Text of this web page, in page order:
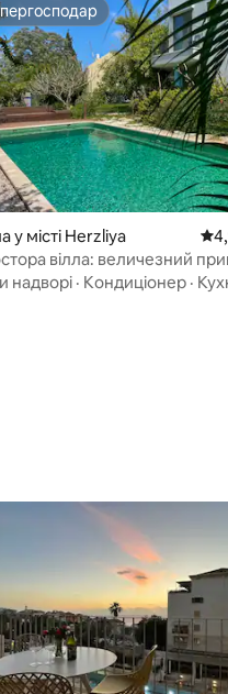
5,0 з 5, відгуки: 6
у місті Herzliya
вілла: величезний
і кухня шеф-кухаря
надворі · Кондиціонер ·